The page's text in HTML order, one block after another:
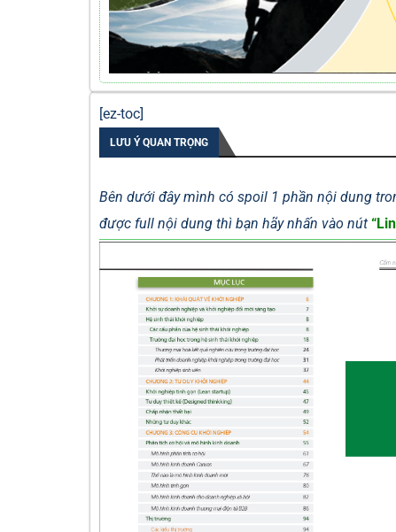
[ez-toc]
LƯU Ý QUAN TRỌNG
Bên dưới đây mình có spoil 1 phần nội dung
được full nội dung thì bạn hãy nhấn vào nút